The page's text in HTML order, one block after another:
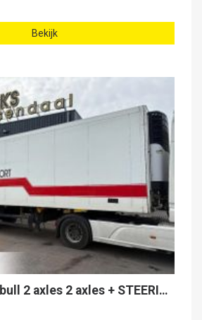
Bekijk
Schmitz Cargobull 2 axles 2 axles + STEERING AXLE + LOAD LIFT + CARRIER MAXIMA 1300